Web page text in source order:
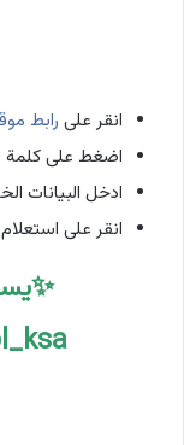
انقر على رابط
اضغط على كلمة
ادخل البيانات
انقر على